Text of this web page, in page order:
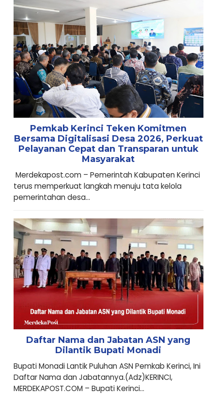
Pemkab Kerinci Teken Komitmen
Bersama Digitalisasi Desa 2026, Perkuat
Pelayanan Cepat dan Transparan untuk
Masyarakat
Merdekapost.com – Pemerintah Kabupaten Kerinci
terus memperkuat langkah menuju tata kelola
pemerintahan desa...
Daftar Nama dan Jabatan ASN yang
Dilantik Bupati Monadi
Bupati Monadi Lantik Puluhan ASN Pemkab Kerinci, Ini
Daftar Nama dan Jabatannya.(Adz)KERINCI,
MERDEKAPOST.COM – Bupati Kerinci...